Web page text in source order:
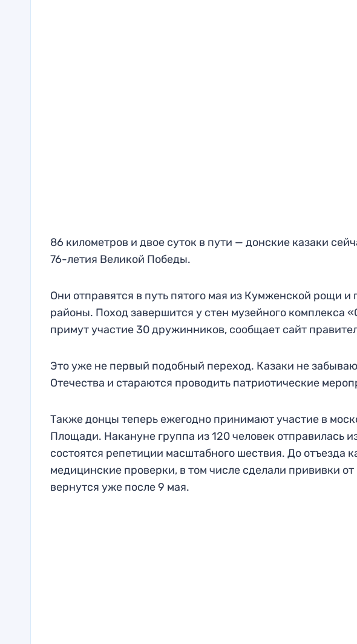
86 километров и двое суток в пути — донские казаки
76-летия Великой Победы.
Они отправятся в путь пятого мая из Кумженской рощи
районы. Поход завершится у стен музейного комплекса
примут участие 30 дружинников, сообщает сайт
Это уже не первый подобный переход. Казаки не
Отечества и стараются проводить патриотические
Также донцы теперь ежегодно принимают участие в
Площади. Накануне группа из 120 человек отправилась
состоятся репетиции масштабного шествия. До отъезда
медицинские проверки, в том числе сделали прививки
вернутся уже после 9 мая.